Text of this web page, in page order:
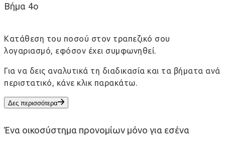
Βήμα 4ο
Κατάθεση του ποσού στον τραπεζικό σου
λογαριασμό, εφόσον έχει συμφωνηθεί.
Για να δεις αναλυτικά τη διαδικασία και τα βήματα ανά
περιστατικό, κάνε κλικ παρακάτω.
Δες περισσότερα
Ένα οικοσύστημα προνομίων μόνο για εσένα